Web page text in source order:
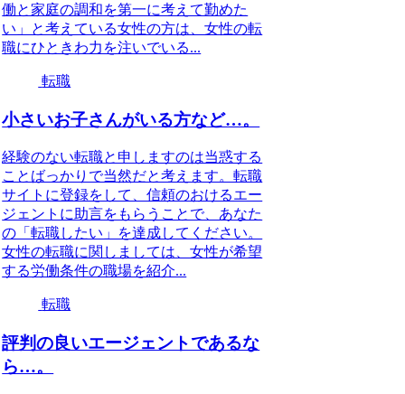
働と家庭の調和を第一に考えて勤めた
い」と考えている女性の方は、女性の転
職にひときわ力を注いでいる...
転職
小さいお子さんがいる方など…。
経験のない転職と申しますのは当惑する
ことばっかりで当然だと考えます。転職
サイトに登録をして、信頼のおけるエー
ジェントに助言をもらうことで、あなた
の「転職したい」を達成してください。
女性の転職に関しましては、女性が希望
する労働条件の職場を紹介...
転職
評判の良いエージェントであるな
ら…。